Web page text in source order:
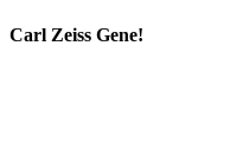
Carl Zeiss Gene!